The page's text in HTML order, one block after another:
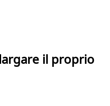
il proprio